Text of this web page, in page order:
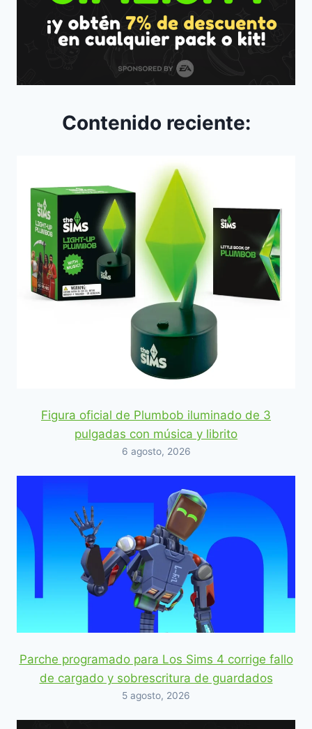
Contenido reciente:
Figura oficial de Plumbob iluminado de 3
pulgadas con música y librito
6 agosto, 2026
Parche programado para Los Sims 4 corrige fallo
de cargado y sobrescritura de guardados
5 agosto, 2026